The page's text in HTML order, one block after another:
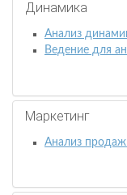
Динамика
Анализ
Ведение для
Маркетинг
Анализ продаж